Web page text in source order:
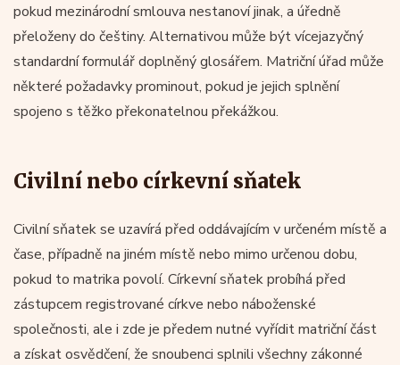
pokud mezinárodní smlouva nestanoví jinak, a úředně
přeloženy do češtiny. Alternativou může být vícejazyčný
standardní formulář doplněný glosářem. Matriční úřad může
některé požadavky prominout, pokud je jejich splnění
spojeno s těžko překonatelnou překážkou.
Civilní nebo církevní sňatek
Civilní sňatek se uzavírá před oddávajícím v určeném místě a
čase, případně na jiném místě nebo mimo určenou dobu,
pokud to matrika povolí. Církevní sňatek probíhá před
zástupcem registrované církve nebo náboženské
společnosti, ale i zde je předem nutné vyřídit matriční část
a získat osvědčení, že snoubenci splnili všechny zákonné